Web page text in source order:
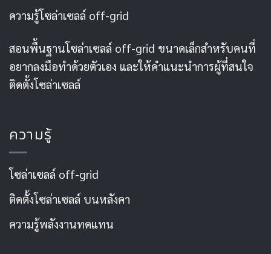
ความรู้โซล่าเซลล์ off-grid
สอนพื้นฐานโซล่าเซลล์ off-grid ขนาดเล็กสำหรับคนที่
อยากลงมือทำด้วยตัวเอง และให้คำแนะนำการผู้ที่สนใจ
ติดตั้งโซล่าเซลล์
ความรู้
โซล่าเซลล์ off-grid
ติดตั้งโซล่าเซลล์ บนหลังคา
ความรู้พลังงานทดแทน